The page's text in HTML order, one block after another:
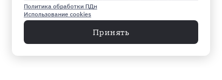
Политика обработки ПДн
Использование cookies
Принять